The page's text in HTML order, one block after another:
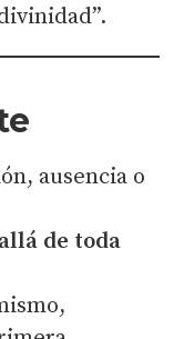
ausencia o
de toda